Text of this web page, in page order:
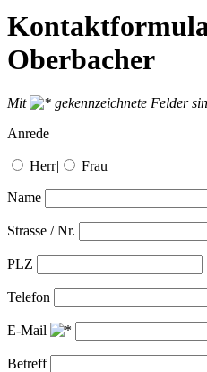
Oberbacher
Mit
gekennzeichnete Felder
Anrede
Herr| Frau
Name
Strasse / Nr.
PLZ
Telefon
E-Mail
Betreff